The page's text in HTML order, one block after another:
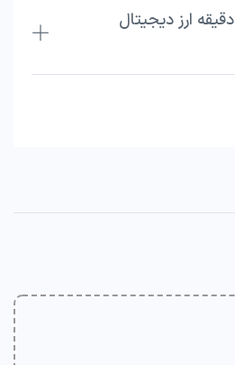
🔸ویدیو استراتژی ۱۵ دقیقه ارز دیجیتال